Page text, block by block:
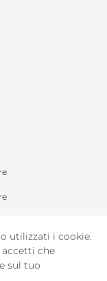
utilizzati i cookie.
che
sul tuo